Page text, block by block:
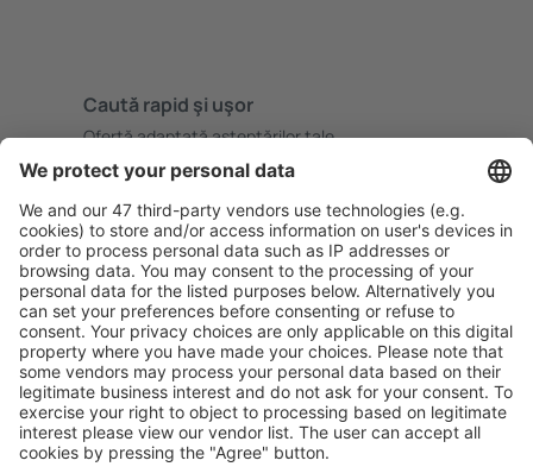
Caută rapid şi uşor
Ofertă adaptată aşteptărilor tale.
Planifică ȋn siguranţă
Rezervare fără griji cu opțiune gratuită de anulare.
Economiseşte mai mult
Prețuri atractive și oferte speciale pentru utilizatorii
conectați.
Cazarea preferată
Alege din peste 1,3 mil. de opţiuni: hoteluri, cabane,